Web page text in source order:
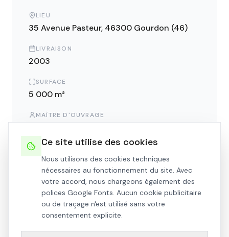
LIEU
35 Avenue Pasteur, 46300 Gourdon (46)
LIVRAISON
2003
SURFACE
5 000 m²
MAÎTRE D'OUVRAGE
NOUS CONTACTER
Ce site utilise des cookies
Nous utilisons des cookies techniques
nécessaires au fonctionnement du site. Avec
votre accord, nous chargeons également des
polices Google Fonts. Aucun cookie publicitaire
ou de traçage n'est utilisé sans votre
consentement explicite.